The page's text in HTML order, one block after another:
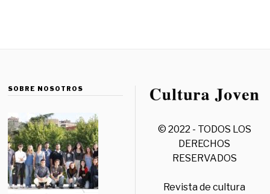
SOBRE NOSOTROS
© 2022 - TODOS LOS
DERECHOS
RESERVADOS
Revista de cultura